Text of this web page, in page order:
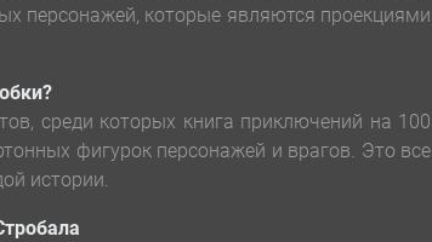
персонажей, которые являются проекциями
среди которых книга приключений на 100
фигурок персонажей и врагов. Это все
истории.